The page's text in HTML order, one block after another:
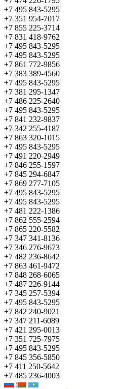
+7 495 843-5295
+7 351 954-7017
+7 855 225-3714
+7 831 418-9762
+7 495 843-5295
+7 495 843-5295
+7 861 772-9856
+7 383 389-4560
+7 495 843-5295
+7 381 295-1347
+7 486 225-2640
+7 495 843-5295
+7 841 232-9837
+7 342 255-4187
+7 863 320-1015
+7 495 843-5295
+7 491 220-2949
+7 846 255-1597
+7 845 294-6847
+7 869 277-7105
+7 495 843-5295
+7 495 843-5295
+7 481 222-1386
+7 862 555-2594
+7 865 220-5582
+7 347 341-8136
+7 346 276-9673
+7 482 236-8642
+7 863 461-9472
+7 848 268-6065
+7 487 226-9144
+7 345 257-5394
+7 495 843-5295
+7 842 240-9021
+7 347 211-6089
+7 421 295-0013
+7 351 725-7975
+7 495 843-5295
+7 845 356-5850
+7 411 250-5642
+7 485 236-4003